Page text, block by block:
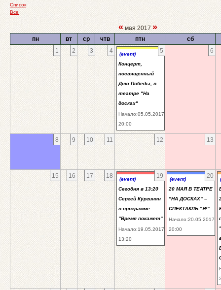
Список
Все
« мая 2017 »
пн вт ср чтв птн
сб
1
2 3 4 5
(event)
Концерт,
посвященный
Дню Победы, в
театре "На
досках"
Начало:05.05.2017
20:00
6
8 9 10 11 12 13
15 16 17 18 19
(event)
Сегодня в 13:20
Сергей Кургинян
в программе
"Время покажет"
Начало:19.05.2017
13:20
20
(event)
20 МАЯ В ТЕАТРЕ
"НА ДОСКАХ" –
СПЕКТАКЛЬ "Я!"
Начало:20.05.2017
20:00